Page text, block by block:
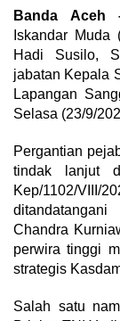
Banda Aceh
Iskandar
Hadi Susilo,
jabatan Kepala
Lapangan
Selasa (23/9/
Pergantian
tindak lanjut
Kep/1102/
Chandra
perwira tinggi
strategis
Salah satu